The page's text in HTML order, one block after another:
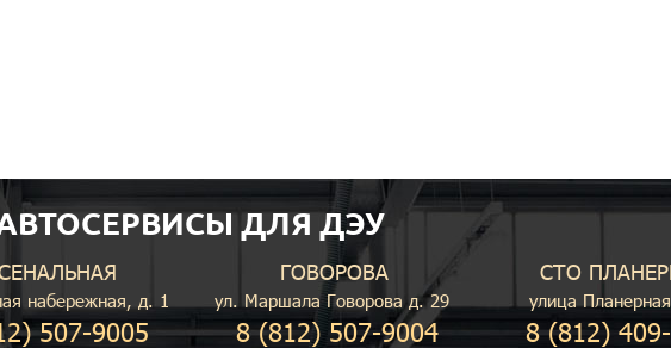
ДЛЯ ДЭУ
набережная, д. 1
507-9005
ГОВОРОВА
ул. Маршала Говорова д. 29
8 (812) 507-9004
СТО
улица
8 (812)